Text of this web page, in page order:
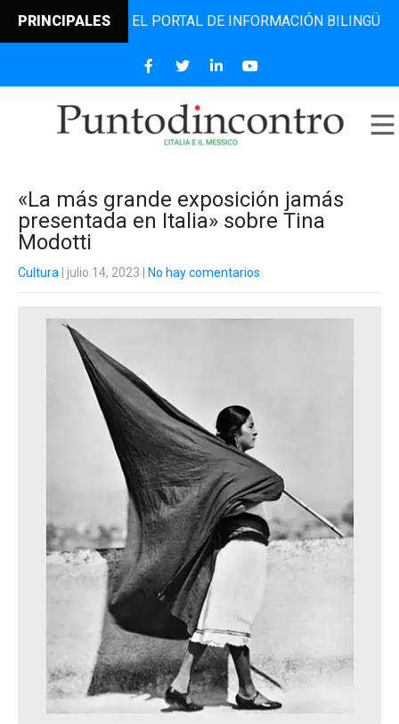
PRINCIPALESEL PORTAL DE INFORMACIÓN BILINGÜE QUE
«La más grande exposición jamás
presentada en Italia» sobre Tina
Modotti
Cultura | julio 14, 2023 No hay comentarios